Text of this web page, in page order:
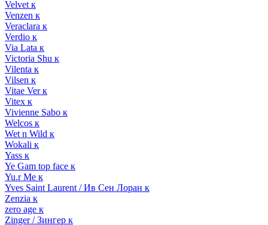
Velvet к
Venzen к
Veraclara к
Verdio к
Via Lata к
Victoria Shu к
Vilenta к
Vilsen к
Vitae Ver к
Vitex к
Vivienne Sabo к
Welcos к
Wet n Wild к
Wokali к
Yass к
Ye Gam top face к
Yu.r Me к
Yves Saint Laurent / Ив Сен Лоран к
Zenzia к
zero age к
Zinger / Зингер к